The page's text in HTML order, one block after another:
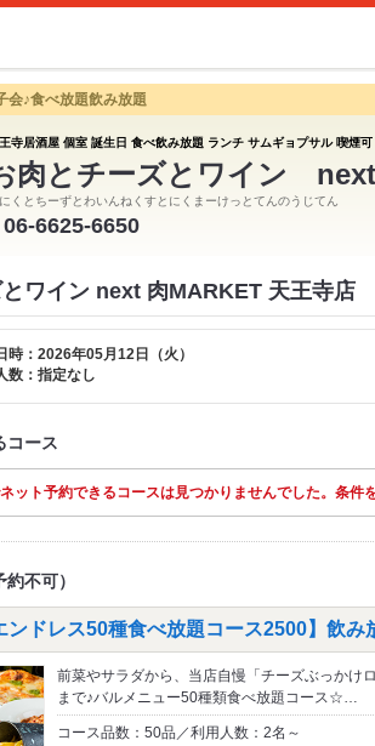
会♪食べ放題飲み放題
寺居酒屋 個室 誕生日 食べ飲み放題 ランチ サムギョプサル 喫煙
肉とチーズとワイン
くとちーずとわいんねくすとにくまーけっとてんのうじてん
06-6625-6650
とワイン next 肉MARKET 天王寺店
時：2026年05月12日（火）
数：指定なし
コース
ット予約できるコースは見つかりませんでした。条件
不可）
ンドレス50種食べ放題コース2500】飲み
前菜やサラダから、当店自慢「チーズぶっかけ
まで♪バルメニュー50種類食べ放題コース☆…
コース品数：50品／利用人数：2名～